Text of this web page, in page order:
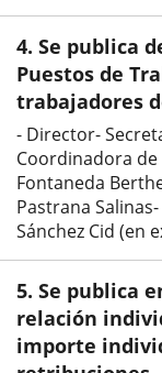
4. Se publica
Puestos de
trabajadores
- Director-
Coordinadora de
Fontaneda
Pastrana
Sánchez Cid (en
5. Se publica
relación
importe